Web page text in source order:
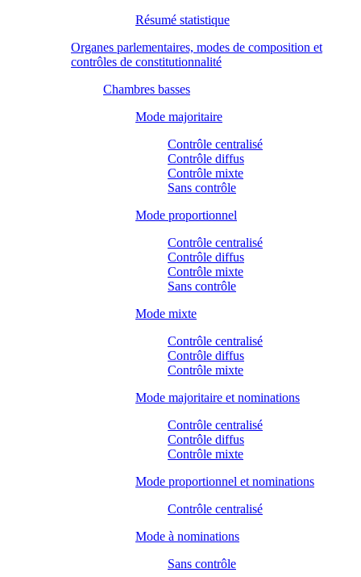
Résumé statistique
Organes parlementaires, modes de composition et
contrôles de constitutionnalité
Chambres basses
Mode majoritaire
Contrôle centralisé
Contrôle diffus
Contrôle mixte
Sans contrôle
Mode proportionnel
Contrôle centralisé
Contrôle diffus
Contrôle mixte
Sans contrôle
Mode mixte
Contrôle centralisé
Contrôle diffus
Contrôle mixte
Mode majoritaire et nominations
Contrôle centralisé
Contrôle diffus
Contrôle mixte
Mode proportionnel et nominations
Contrôle centralisé
Mode à nominations
Sans contrôle